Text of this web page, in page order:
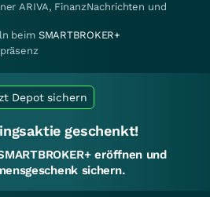
ARIVA, FinanzNachrichten und
beim SMARTBROKER+
Depot sichern
geschenkt!
eröffnen und
sichern.